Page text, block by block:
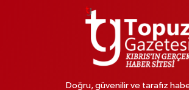
Doğru, güvenilir ve tarafız